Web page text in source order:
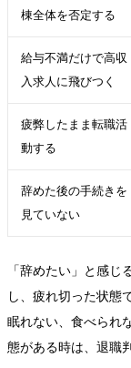
棟全体を否定する
給与不満だけで高収
入求人に飛びつく
疲弊したまま転職活
動する
辞めた後の手続きを
見ていない
「辞めたい」と感
し、疲れ切った状態
眠れない、食べられ
態がある時は、退職